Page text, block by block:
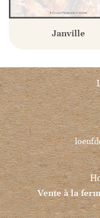
Janville
Vente à la